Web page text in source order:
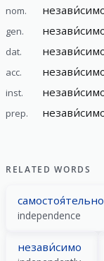
nom.
gen.
dat.
acc.
inst.
prep.
RELATED WORDS
independence
незави́симо